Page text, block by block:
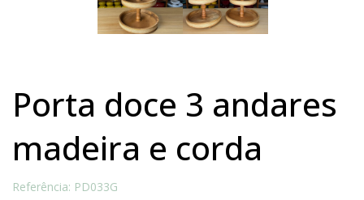
porta doce 3 andares
madeira e corda
Referência: PD033G